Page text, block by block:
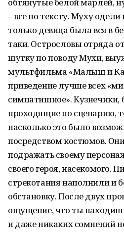
– все по тексту. Муху
только девица была вся в
таки. Острословы отряда
шутку по поводу Мухи,
мультфильма «Малыш и
приведение лучше всех
симпатишное».
проходящие по сценарию,
насколько это было
посредством костюмов.
подражать своему
своего героя, насекомого.
стрекотания наполнили и
обстановку. После двух
ощущение, что ты
и даже никаких сомнений